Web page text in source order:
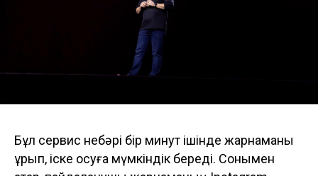
Бұл сервис небәрі бір минут ішінде жарнаманы
құрып, іске қосуға мүмкіндік береді. Сонымен